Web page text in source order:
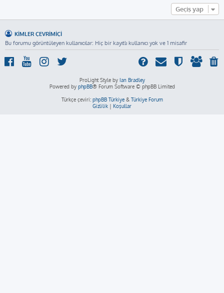
Geçiş yap
KIMLER ÇEVRIMIÇI
Bu forumu görüntüleyen kullanıcılar: Hiç bir kayıtlı kullanıcı yok ve 1 misafir
ProLight Style by Ian Bradley
Powered by phpBB® Forum Software © phpBB Limited
Türkçe çeviri: phpBB Türkiye& Türkiye Forum
Gizlilik | Koşullar